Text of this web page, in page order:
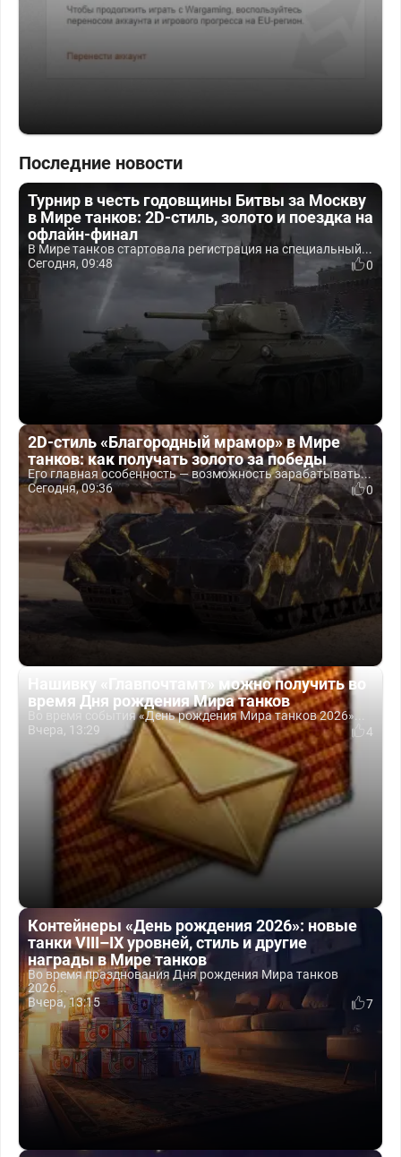
Последние новости
Турнир в честь годовщины Битвы за Москву
в Мире танков: 2D-стиль, золото и поездка на
офлайн-финал
В Мире танков стартовала регистрация на специальный...
Сегодня, 09:48
0
2D-стиль «Благородный мрамор» в Мире
танков: как получать золото за победы
Его главная особенность — возможность зарабатывать...
Сегодня, 09:36
0
Нашивку «Главпочтамт» можно получить во
время Дня рождения Мира танков
Во время события «День рождения Мира танков 2026»...
Вчера, 13:29
4
Контейнеры «День рождения 2026»: новые
танки VIII–IX уровней, стиль и другие
награды в Мире танков
Во время празднования Дня рождения Мира танков
2026...
Вчера, 13:15
7